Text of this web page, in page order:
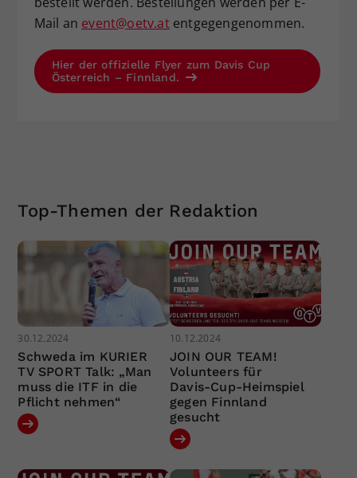
Mail an event@oetv.atentgegengenommen.
Hier der offizielle Flyer zum Davis Cup
Österreich – Finnland.
Top-Themen der Redaktion
30.12.2024
Schweda im KURIER
TV SPORT Talk: „Man
muss die ITF in die
Pflicht nehmen“
10.12.2024
JOIN OUR TEAM!
Volunteers für
Davis-Cup-Heimspiel
gegen Finnland
gesucht